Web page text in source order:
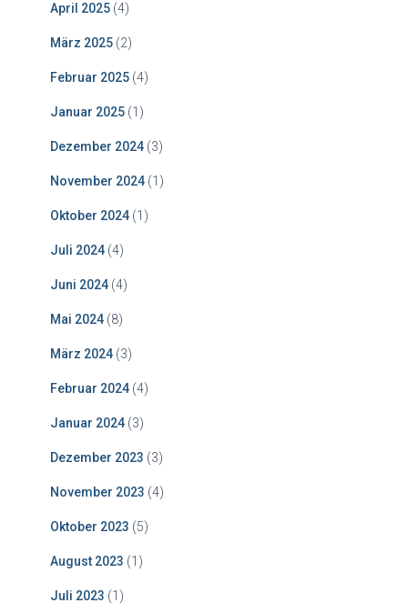
April 2025 (4)
März 2025 (2)
Februar 2025 (4)
Januar 2025 (1)
Dezember 2024 (3)
November 2024 (1)
Oktober 2024 (1)
Juli 2024 (4)
Juni 2024 (4)
Mai 2024 (8)
März 2024 (3)
Februar 2024 (4)
Januar 2024 (3)
Dezember 2023 (3)
November 2023 (4)
Oktober 2023 (5)
August 2023 (1)
Juli 2023 (1)